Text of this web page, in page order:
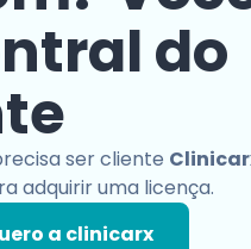
do
ser cliente
adquirir uma licença.
a clinicarx